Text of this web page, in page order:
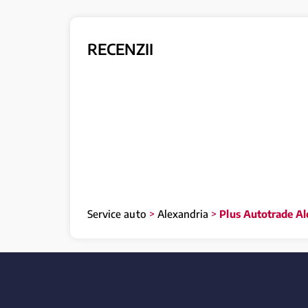
RECENZII
Service auto > Alexandria > Plus Autotrade